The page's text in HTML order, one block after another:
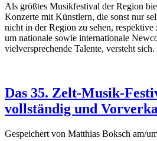
Als größtes Musikfestival der Region
Konzerte mit Künstlern, die sonst nur
nicht in der Region zu sehen,
um nationale sowie internationale
vielversprechende Talente, versteht sich.
Das 35. Zelt-Musik-
vollständig und
Gespeichert von Matthias Boksch am/